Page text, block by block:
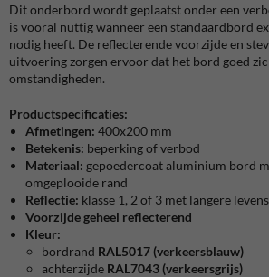
Dit onderbord wordt geplaatst onder een
is vooral nuttig wanneer een standaardbord
nodig heeft. De reflecterende voorzijde en
uitvoering zorgen ervoor dat het bord goed
omstandigheden.
Productspecificaties:
Afmetingen: 400x200 mm
Betekenis: beperking of verbod
Materiaal: gepoedercoat aluminium bord
omgeplooide rand
Reflectie: klasse 1, 2 of 3 met langere
Voorzijde geheel reflecterend
Kleur:
bordrand RAL5017 (verkeersblauw)
achterzijde RAL7043 (verkeersgrijs)